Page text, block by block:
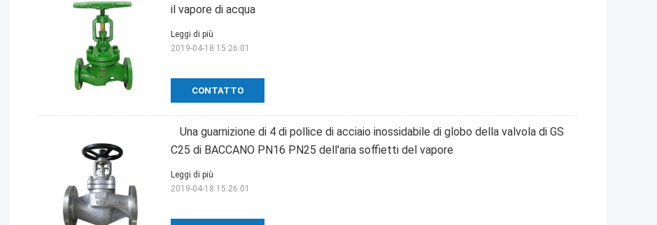
il vapore di acqua
CONTATTO
Leggi di più
2019-04-18 15:26:01
Una guarnizione di 4 di pollice di acciaio inossidabile di globo della valvola di GS
C25 di BACCANO PN16 PN25 dell'aria soffietti del vapore
Leggi di più
2019-04-18 15:26:01